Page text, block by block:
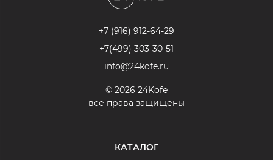
+7 (916) 912-64-29
+7(499) 303-30-51
info@24kofe.ru
© 2026 24Kofe
все права защищены
КАТАЛОГ